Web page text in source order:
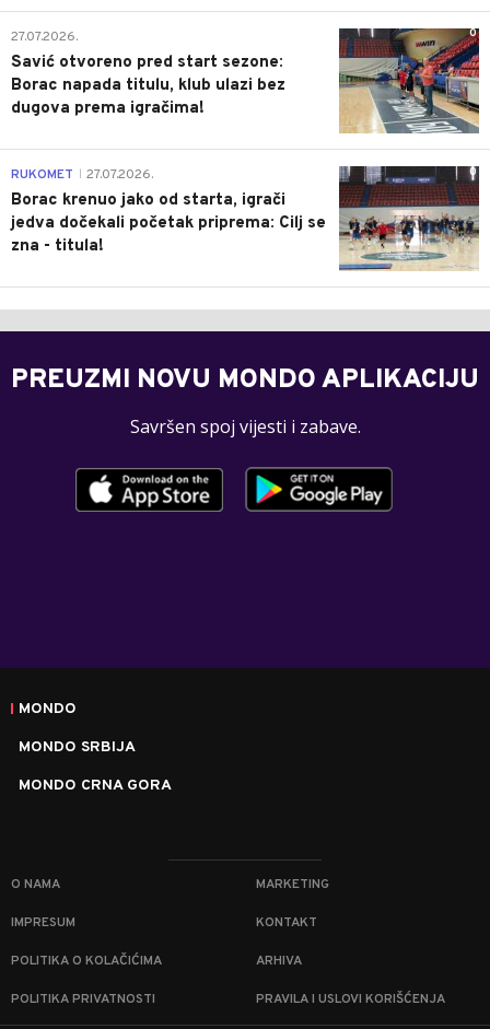
0
27.07.2026.
Savić otvoreno pred start sezone:
Borac napada titulu, klub ulazi bez
dugova prema igračima!
0
RUKOMET 27.07.2026.
Borac krenuo jako od starta, igrači
jedva dočekali početak priprema: Cilj se
zna - titula!
PREUZMI NOVU MONDO APLIKACIJU
Savršen spoj vijesti i zabave.
MONDO
MONDO SRBIJA
MONDO CRNA GORA
O NAMA MARKETING
IMPRESUM KONTAKT
POLITIKA O KOLAČIĆIMA ARHIVA
POLITIKA PRIVATNOSTI PRAVILA I USLOVI KORIŠĆENJA